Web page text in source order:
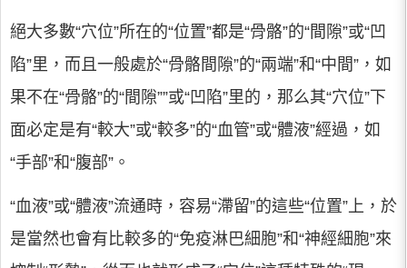
絕大多數“穴位”所在的“位置”都是“骨骼”的“間隙”或“凹
陷”里，而且一般處於“骨骼間隙”的“兩端”和“中間”，如
果不在“骨骼”的“間隙””或“凹陷”里的，那么其“穴位”下
面必定是有“較大”或“較多”的“血管”或“體液”經過，如
“手部”和“腹部”。
“血液”或“體液”流通時，容易“滯留”的這些“位置”上，於
是當然也會有比較多的“免疫淋巴細胞”和“神經細胞”來